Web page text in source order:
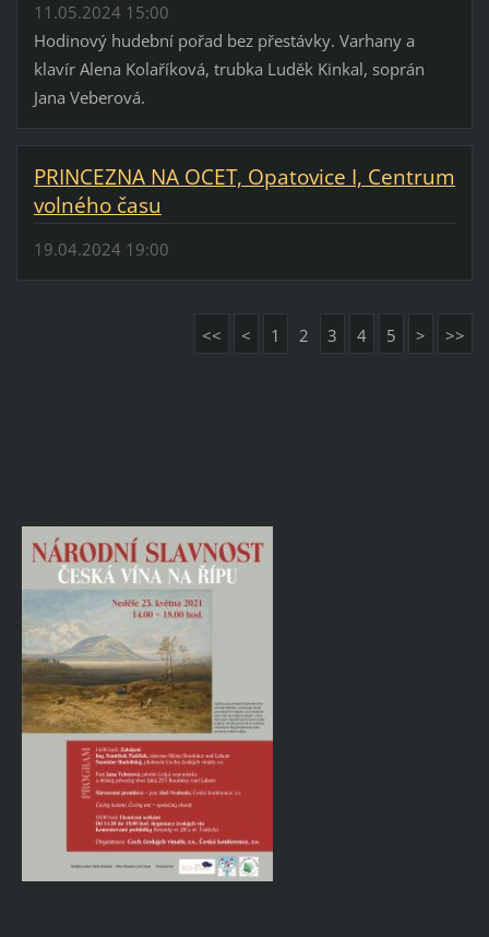
11.05.2024 15:00
Hodinový hudební pořad bez přestávky. Varhany a
klavír Alena Kolaříková, trubka Luděk Kinkal, soprán
Jana Veberová.
PRINCEZNA NA OCET, Opatovice I, Centrum
volného času
19.04.2024 19:00
<< < 1 2 3 4 5 > >>